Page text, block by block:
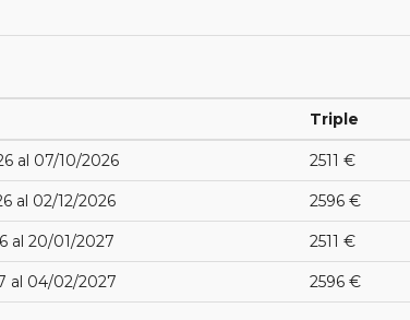
Triple
al 07/10/2026 2511 €
al 02/12/2026 2596 €
al 20/01/2027 2511 €
al 04/02/2027 2596 €